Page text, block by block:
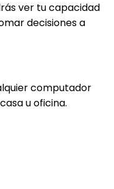
ver tu capacidad
decisiones a
computador
u oficina.